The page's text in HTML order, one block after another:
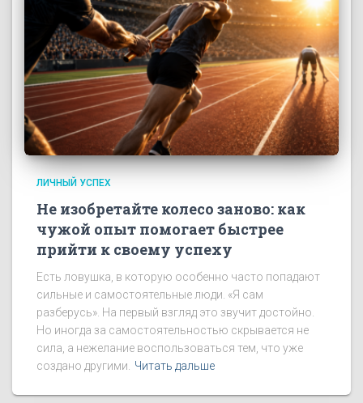
ЛИЧНЫЙ УСПЕХ
Не изобретайте колесо заново: как
чужой опыт помогает быстрее
прийти к своему успеху
Есть ловушка, в которую особенно часто попадают
сильные и самостоятельные люди. «Я сам
разберусь». На первый взгляд это звучит достойно.
Но иногда за самостоятельностью скрывается не
сила, а нежелание воспользоваться тем, что уже
создано другими. Читать дальше